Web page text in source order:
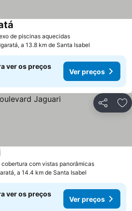
de piscinas aquecidas
Igaratá, a 13.8 km de Santa Isabel
ver os preços
Ver preços
Partilhar
cobertura com vistas panorâmicas
a 14.4 km de Santa Isabel
ver os preços
Ver preços